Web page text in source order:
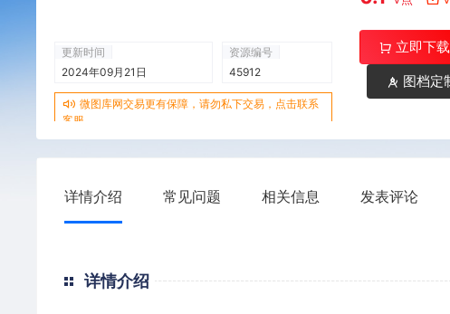
更新时间
2024年09月21日
资源编号
45912
微图库网交易更有保障，请勿私下交易，点击联系
客服
立即下载
图档定
详情介绍 常见问题 相关信息 发表评论
详情介绍